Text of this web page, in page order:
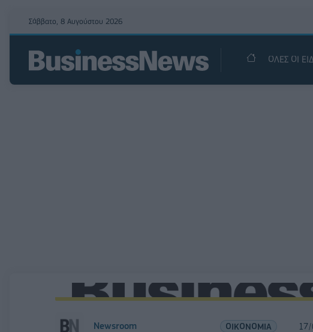
Σάββατο, 8 Αυγούστου 2026
ΟΛΕΣ ΟΙ
Newsroom ΟΙΚΟΝΟΜΙΑ